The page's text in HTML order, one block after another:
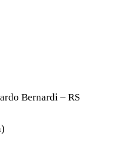
Bernardi – RS